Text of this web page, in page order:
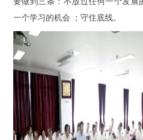
一个学习的机会 ；守住底线。